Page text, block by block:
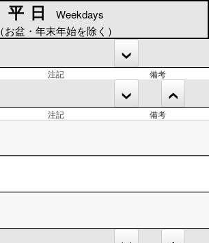
平日
Weekdays
（お盆・年末年始を除く）
注記 備考
注記 備考